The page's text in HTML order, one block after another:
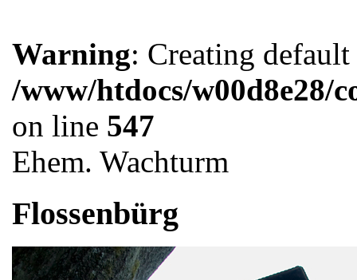
Warning: Creating
/www/htdocs/w00d8e28/
on line 547
Ehem. Wachturm
Flossenbürg